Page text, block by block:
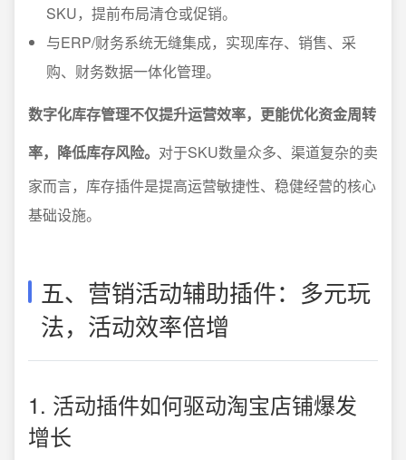
SKU，提前布局清仓或促销。
与ERP/财务系统无缝集成，实现库存、销售、采
购、财务数据一体化管理。
数字化库存管理不仅提升运营效率，更能优化资金周转
率，降低库存风险。 对于SKU数量众多、渠道复杂的卖
家而言，库存插件是提高运营敏捷性、稳健经营的核心
基础设施。
五、营销活动辅助插件：多元玩
法，活动效率倍增
1. 活动插件如何驱动淘宝店铺爆发
增长